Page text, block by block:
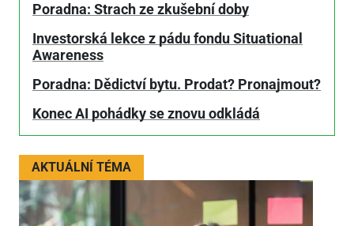
Poradna: Strach ze zkušební doby
Investorská lekce z pádu fondu Situational
Awareness
Poradna: Dědictví bytu. Prodat? Pronajmout?
Konec AI pohádky se znovu odkládá
AKTUÁLNÍ TÉMA